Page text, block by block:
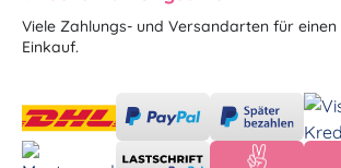
Viele Zahlungs- und Versandarten für
Einkauf.